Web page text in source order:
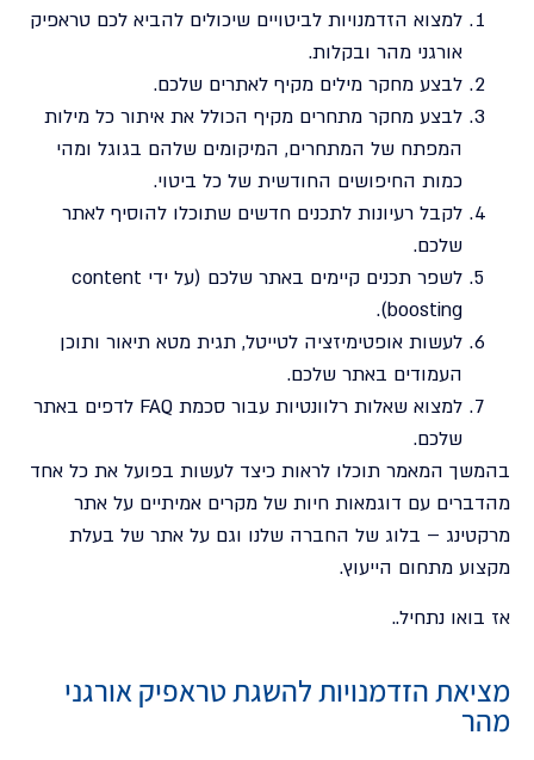
למצוא הזדמנויות לביטויים שיכולים להביא לכם טראפיק
אורגני מהר ובקלות.
לבצע מחקר מילים מקיף לאתרים שלכם.
לבצע מחקר מתחרים מקיף הכולל את איתור כל מילות
המפתח של המתחרים, המיקומים שלהם בגוגל ומהי
כמות החיפושים החודשית של כל ביטוי.
לקבל רעיונות לתכנים חדשים שתוכלו להוסיף לאתר
שלכם.
לשפר תכנים קיימים באתר שלכם (על ידי content
boosting).
לעשות אופטימיזציה לטייטל, תגית מטא תיאור ותוכן
העמודים באתר שלכם.
למצוא שאלות רלוונטיות עבור סכמת FAQ לדפים באתר
שלכם.
בהמשך המאמר תוכלו לראות כיצד לעשות בפועל את כל אחד
מהדברים עם דוגמאות חיות של מקרים אמיתיים על אתר
מרקטינג – בלוג של החברה שלנו וגם על אתר של בעלת
מקצוע מתחום הייעוץ.
אז בואו נתחיל..
מציאת הזדמנויות להשגת טראפיק אורגני
מהר